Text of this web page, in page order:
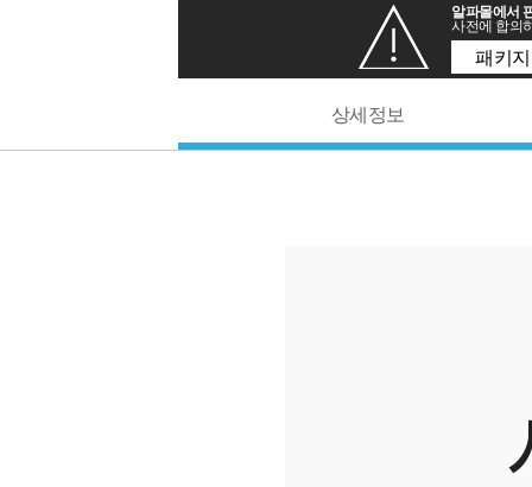
알파몰에서
사전에 합의
패키
상세정보